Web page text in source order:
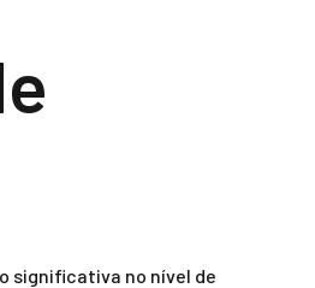
significativa no nível de